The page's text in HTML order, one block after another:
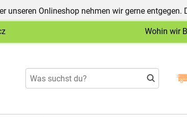
unseren Onlineshop nehmen wir gerne
Wohin wir